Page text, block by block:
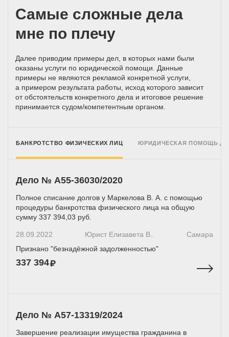
Самые сложные дела
мне по плечу
Далее приводим примеры дел, в которых нами были
оказаны услуги по юридической помощи. Данные
примеры не являются рекламой конкретной услуги,
а примером результата работы, исход которого зависит
от обстоятельств конкретного дела и итоговое решение
принимается судом/компетентным органом.
БАНКРОТСТВО ФИЗИЧЕСКИХ ЛИЦ ЮРИДИЧЕСКАЯ ПОМОЩЬ
Дело № А55-36030/2020
Полное списание долгов у Маркелова В. А. с помощью
процедуры банкротства физического лица на общую
сумму 337 394,03 руб.
28.09.2022 Юрист Елизавета В..
Самара
Признано "безнадёжной задолженностью"
337 394
Дело № А57-13319/2024
Завершение реализации имущества гражданина в